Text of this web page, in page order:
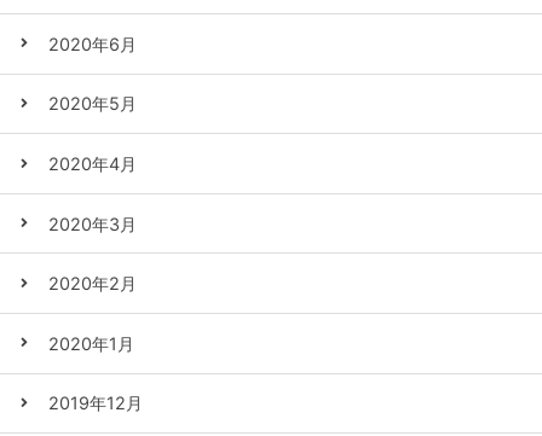
2020年6月
2020年5月
2020年4月
2020年3月
2020年2月
2020年1月
2019年12月